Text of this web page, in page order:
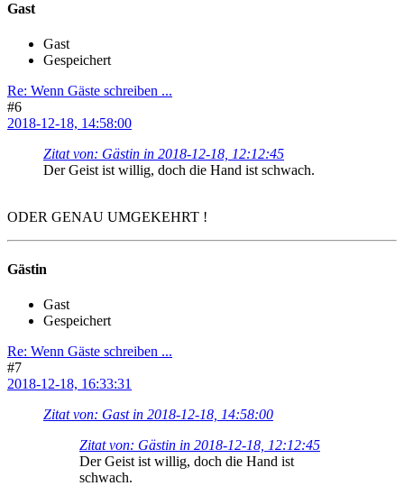
Gast
Gast
Gespeichert
Re: Wenn Gäste schreiben ...
#6
2018-12-18, 14:58:00
Zitat von: Gästin in 2018-12-18, 12:12:45
Der Geist ist willig, doch die Hand ist schwach.
ODER GENAU UMGEKEHRT !
Gästin
Gast
Gespeichert
Re: Wenn Gäste schreiben ...
#7
2018-12-18, 16:33:31
Zitat von: Gast in 2018-12-18, 14:58:00
Zitat von: Gästin in 2018-12-18, 12:12:45
Der Geist ist willig, doch die Hand ist
schwach.